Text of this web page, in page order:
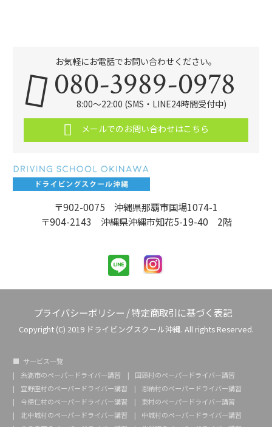
〒902-0075 沖縄県那覇市国場1074-1
〒904-2143 沖縄県沖縄市知花5-19-40 2階
お気軽にお電話でお問い合わせください。
080-3989-0978
8:00～22:00 (SMS・LINE24時間受付中)
メールでのお問い合わせはこちら
プライバシーポリシー /特定商取引に基づく表記
Copyright (C) 2019 ドライビングスクール沖縄. All rights Reserved.
サービス一覧
糸満市のペーパードライバー講習
国頭村のペーパードライバー講習
宜野座村のペーパードライバー講習
恩納村のペーパードライバー講習
今帰仁村のペーパードライバー講習
東村のペーパードライバー講習
北中城村のペーパードライバー講習
中城村のペーパードライバー講習